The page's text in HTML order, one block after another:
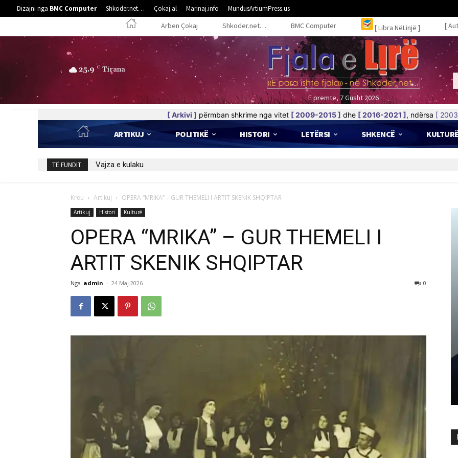
Dizajni nga BMC Computer Shkoder.net… Çokaj.al Marinaj.info MundusArtiumPress.us
Arben Çokaj Shkoder.net… BMC Computer [ Libra NëLinjë ] [
25.9 C Tirana
E premte, 7 Gusht 2026
[ Arkivi ] përmban shkrime nga vitet [ 2009-2015 ] dhe [ 2016-2021 ], ndërsa [
ARTIKUJ POLITIKË HISTORI LETËRSI SHKENCË KULTURË
TË FUNDIT: Vajza e kulaku
5 poezi nga Elife Luzha
Kreu Artikuj OPERA “MRIKA” – GUR THEMELI I ARTIT SKENIK SHQIPTAR
Artikuj Histori Kulturë
OPERA “MRIKA” – GUR THEMELI I
ARTIT SKENIK SHQIPTAR
Nga admin - 24 Maj 2026 0